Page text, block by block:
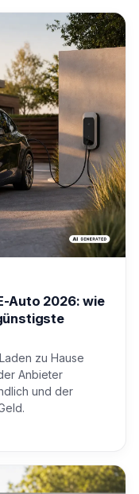
Auto 2026: wie
zu Hause
Anbieter
und der